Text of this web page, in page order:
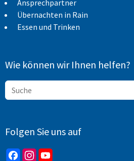
Ansprechpartner
Übernachten in Rain
Essen und Trinken
Wie können wir Ihnen helfen?
Folgen Sie uns auf